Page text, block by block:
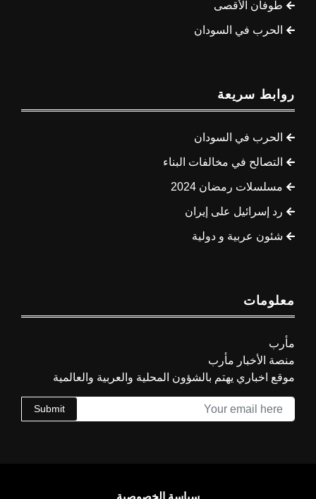
طوفان الأقصى
الحرب في السودان
روابط سريعة
الحرب في السودان
التصالح في مخالفات البناء
مسلسلات رمضان 2024
رد إسرائيل على إيران
شئون عربية و دولية
معلومات
مأرب
منصة الأخبار مأرب
موقع اخباري يهتم بالشؤون المحلية والعربية والعالمية
Submit